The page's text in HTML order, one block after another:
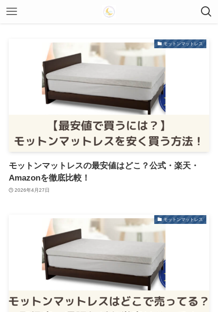
モットンマットレス
モットンマットレスの最安値はどこ？公式・楽天・
Amazonを徹底比較！
2026年4月27日
モットンマットレス